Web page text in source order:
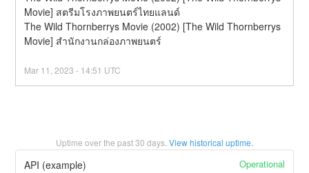
Movie] สตรีมโรงภาพยนตร์ไทยแลนด์
The Wild Thornberrys Movie (2002) [The Wild Thornberrys
Movie] สํานักงานกล่องภาพยนตร์
Mar 11 ,2023 - 14:51 UTC
Uptime over the past30 days. View historical uptime.
API (example) Operational